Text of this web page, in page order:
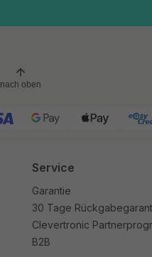
nach oben
Service
Garantie
30 Tage
Clevertronic
B2B